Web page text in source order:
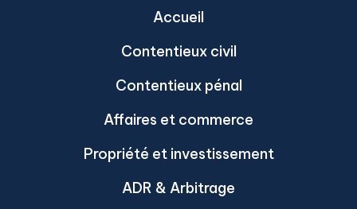
Accueil
Contentieux civil
Contentieux pénal
Affaires et commerce
Propriété et investissement
ADR & Arbitrage